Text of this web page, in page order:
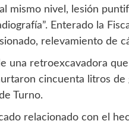
mismo nivel, lesión
Enterado la
relevamiento de
una retroexcavadora
cincuenta litros de
Turno.
relacionado con el